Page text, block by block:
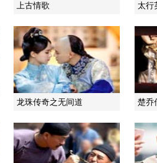
上古情歌 太行
龙珠传奇之无间道 楚乔